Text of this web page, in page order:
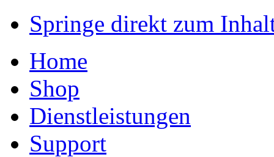
Springe direkt zum
Home
Shop
Dienstleistungen
Support